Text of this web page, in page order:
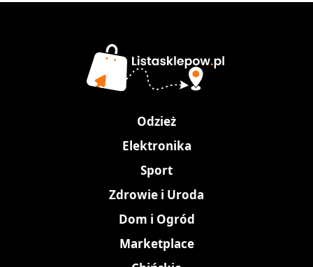
Odzież
Elektronika
Sport
Zdrowie i Uroda
Dom i Ogród
Marketplace